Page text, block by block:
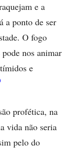
e a
a ponto de ser
O fogo
nos animar
e
profética, na
vida não seria
pelo do